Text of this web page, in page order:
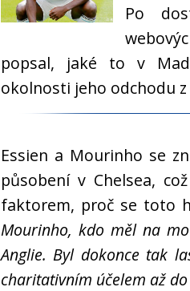
Po
popsal, jaké to v
okolnosti jeho odchodu z
Essien a Mourinho se
působení v Chelsea,
faktorem, proč se toto
Mourinho, kdo měl na
Anglie. Byl dokonce tak
charitativním účelem až